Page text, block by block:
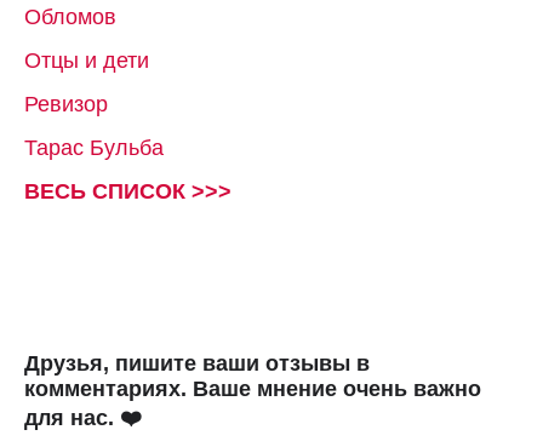
Обломов
Отцы и дети
Ревизор
Тарас Бульба
ВЕСЬ СПИСОК >>>
Друзья, пишите ваши отзывы в
комментариях. Ваше мнение очень важно
для нас. ❤️